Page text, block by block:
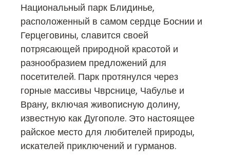
Национальный парк Блидинье,
расположенный в самом сердце Боснии и
Герцеговины, славится своей
потрясающей природной красотой и
разнообразием предложений для
посетителей. Парк протянулся через
горные массивы Чврснице, Чабулье и
Врану, включая живописную долину,
известную как Дугополе. Это настоящее
райское место для любителей природы,
искателей приключений и гурманов.